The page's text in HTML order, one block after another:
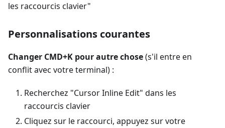
les raccourcis clavier"
Personnalisations courantes
Changer CMD+K pour autre chose(s'il entre en
conflit avec votre terminal) :
Recherchez "Cursor Inline Edit" dans les
raccourcis clavier
Cliquez sur le raccourci, appuyez sur votre